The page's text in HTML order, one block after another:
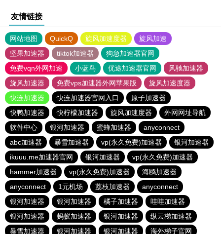
友情链接
网站地图 QuickQ 旋风加速度器
旋风加速
坚果加速器
tiktok加速器
狗急加速器官网
免费vqn外网加速
小蓝鸟 优途加速器官网
风驰加速器
旋风加速器
免费vps加速器外网苹果版
旋风加速度器
快连加速器
快连加速器官网入口
原子加速器
快鸭加速器
快柠檬加速器 旋风加速度器
外网网址导航
软件中心
银河加速器 蜜蜂加速器
anyconnect
abc加速器
暴雪加速器 vp(永久免费)加速器
银河加速器
ikuuu.me加速器官网
银河加速器
vp(永久免费)加速器
hammer加速器
vp(永久免费)加速器
海鸥加速器
anyconnect
1元机场 荔枝加速器
anyconnect
银河加速器
银河加速器 橘子加速器
哇哇加速器
银河加速器
蚂蚁加速器 银河加速器
纵云梯加速器
暴雪加速器
银河加速器 银河加速器 海外梯子官网